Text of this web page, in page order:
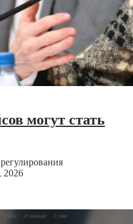
могут стать
2026